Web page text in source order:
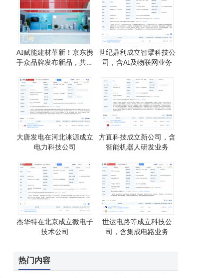
AI赋能建材革新！京东携
手众品牌发布新品，共筑
世纪鼎利成立智擘科技公
司，含AI及物联网业务
大唐发电在河北涞源成立
电力科技公司
方直科技成立新公司，含
智能机器人研发业务
杰华特在北京成立微电子
技术公司
世运电路等成立科技公
司，含集成电路业务
热门内容